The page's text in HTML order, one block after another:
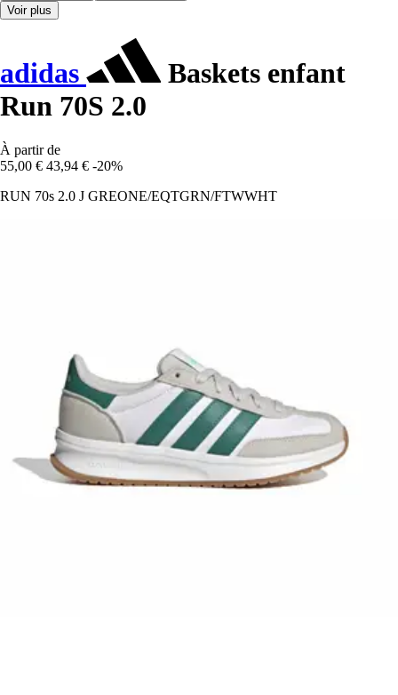
Voir plus
adidas
Baskets enfant
Run 70S 2.0
À partir de
55,00 € 43,94 € -20%
RUN 70s 2.0 J GREONE/EQTGRN/FTWWHT